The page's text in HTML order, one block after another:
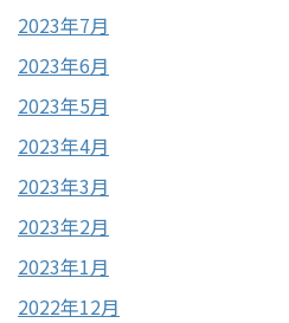
2023年7月
2023年6月
2023年5月
2023年4月
2023年3月
2023年2月
2023年1月
2022年12月